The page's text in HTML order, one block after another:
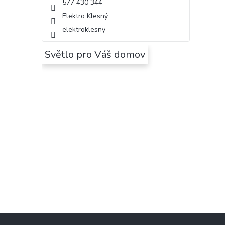
577 430 344
Elektro Klesný
elektroklesny
Světlo pro Váš domov